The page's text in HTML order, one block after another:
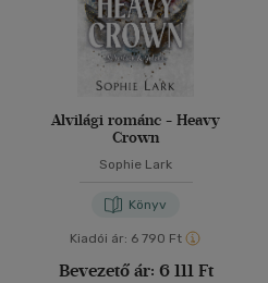
Alvilági románc - Heavy
Crown
Sophie Lark
Könyv
Kiadói ár: 6 790 Ft
Bevezető ár: 6 111 Ft